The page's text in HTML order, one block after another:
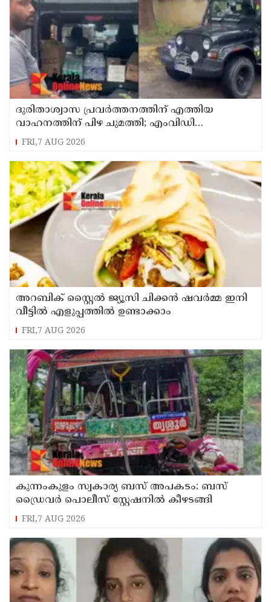
ദുരിതാശ്വാസ പ്രവർത്തനത്തിന് എത്തിയ
വാഹനത്തിന് പിഴ ചുമത്തി; എംവിഡി
ഉദ്യോഗസ്ഥന് സസ്പെൻഷൻ
FRI,7 AUG 2026
അറബിക് സ്റ്റൈൽ ജ്യൂസി ചിക്കൻ ഷവർമ്മ ഇനി
വീട്ടിൽ എളുപ്പത്തിൽ ഉണ്ടാക്കാം
FRI,7 AUG 2026
കുന്നംകുളം സ്വകാര്യ ബസ് അപകടം: ബസ്
ഡ്രൈവർ പൊലീസ് സ്റ്റേഷനിൽ കീഴടങ്ങി
FRI,7 AUG 2026